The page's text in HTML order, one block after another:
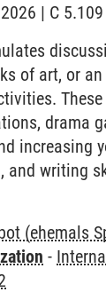
| C
of art, or
drama
increasing
writing
(ehemals
-